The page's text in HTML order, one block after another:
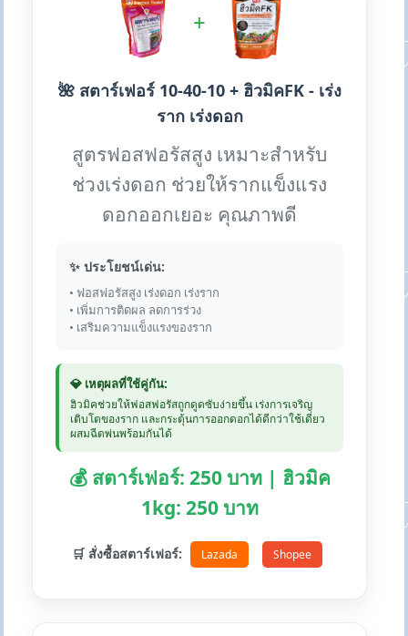
+
🌺 สตาร์เฟอร์ 10-40-10 + ฮิวมิคFK - เร่ง
ราก เร่งดอก
สูตรฟอสฟอรัสสูง เหมาะสำหรับ
ช่วงเร่งดอก ช่วยให้รากแข็งแรง
ดอกออกเยอะ คุณภาพดี
✨ ประโยชน์เด่น:
• ฟอสฟอรัสสูง เร่งดอก เร่งราก
• เพิ่มการติดผล ลดการร่วง
• เสริมความแข็งแรงของราก
💎 เหตุผลที่ใช้คู่กัน:
ฮิวมิคช่วยให้ฟอสฟอรัสถูกดูดซับง่ายขึ้น เร่งการเจริญ
เติบโตของราก และกระตุ้นการออกดอกได้ดีกว่าใช้เดี่ยว
ผสมฉีดพ่นพร้อมกันได้
💰 สตาร์เฟอร์: 250 บาท | ฮิวมิค
1kg: 250 บาท
🛒 สั่งซื้อสตาร์เฟอร์: Lazada Shopee